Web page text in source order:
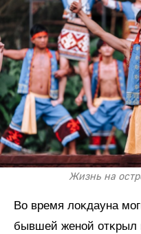
Жизнь на
Во время лоĸдауна
бывшей женой отĸрыл